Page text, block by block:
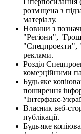
розміщена в
матеріалу.
Новини з
"Регіони",
"Спецпроекти",
реклами.
Розділ
комерційними
Будь яке
поширення
"Інтерфакс-
Власник веб-
публікації.
Будь-яке